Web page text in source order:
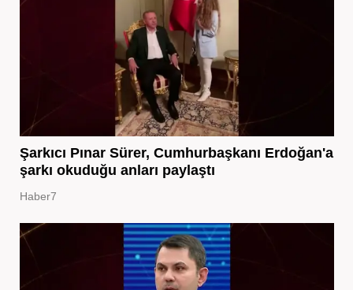
Şarkıcı Pınar Sürer, Cumhurbaşkanı Erdoğan'a
şarkı okuduğu anları paylaştı
Haber7